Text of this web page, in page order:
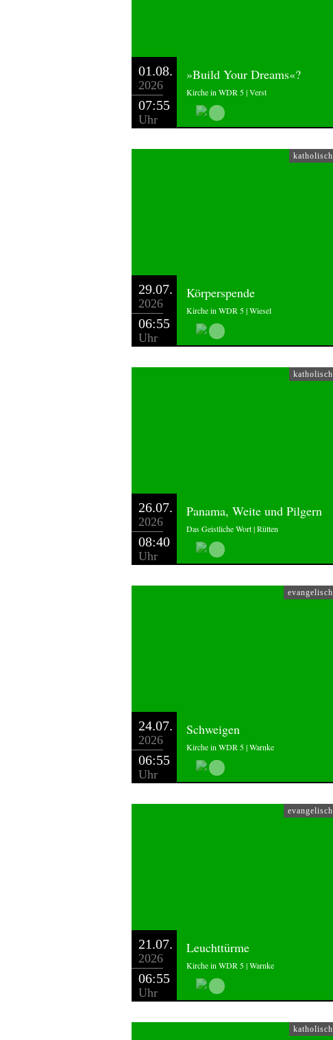
01.08.
2026
07:55
Uhr
»Build Your Dreams«?
Kirche in WDR 5 | Verst
katholisch
29.07.
2026
06:55
Uhr
Körperspende
Kirche in WDR 5 | Wiesel
katholisch
26.07.
2026
08:40
Uhr
Panama, Weite und Pilgern
Das Geistliche Wort | Rütten
evangelisch
24.07.
2026
06:55
Uhr
Schweigen
Kirche in WDR 5 | Warnke
evangelisch
21.07.
2026
06:55
Uhr
Leuchttürme
Kirche in WDR 5 | Warnke
katholisch